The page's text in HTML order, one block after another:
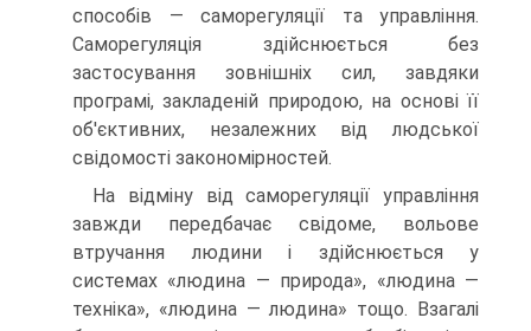
способів — саморегуляції та управління.
Саморегуляція здійснюється без
застосування зовнішніх сил, завдяки
програмі, закладеній природою, на основі її
об'єктивних, незалежних від людської
свідомості закономірностей.
На відміну від саморегуляції управління
завжди передбачає свідоме, вольове
втручання людини і здійснюється у
системах «людина — природа», «людина —
техніка», «людина — людина» тощо. Взагалі